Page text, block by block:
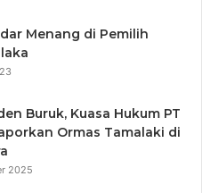
Menang di Pemilih
Buruk, Kuasa Hukum PT
Ormas Tamalaki di
2025